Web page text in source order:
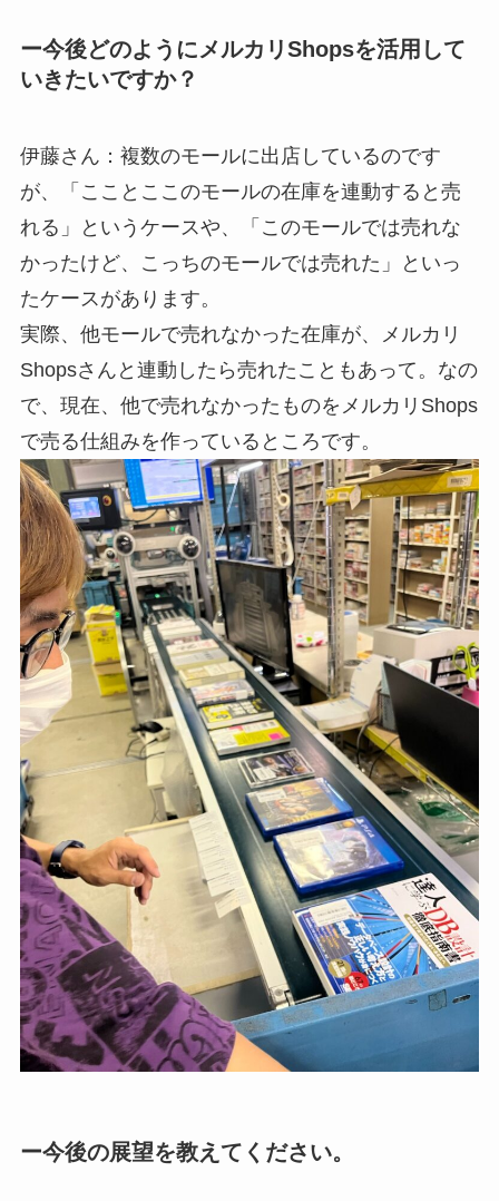
ー今後どのようにメルカリShopsを活用して
いきたいですか？
伊藤さん：複数のモールに出店しているのです
が、「こことここのモールの在庫を連動すると売
れる」というケースや、「このモールでは売れな
かったけど、こっちのモールでは売れた」といっ
たケースがあります。
実際、他モールで売れなかった在庫が、メルカリ
Shopsさんと連動したら売れたこともあって。なの
で、現在、他で売れなかったものをメルカリShops
で売る仕組みを作っているところです。
ー今後の展望を教えてください。